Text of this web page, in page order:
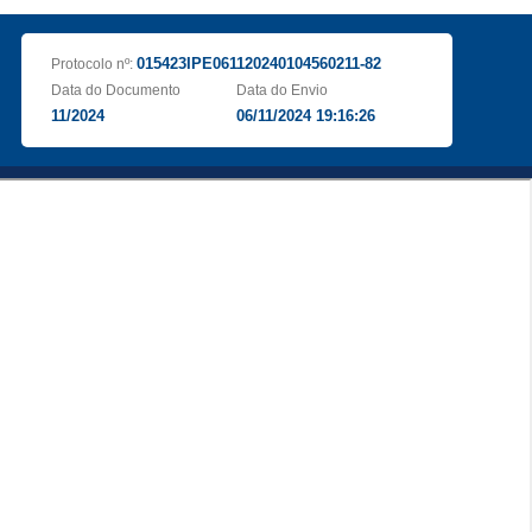
Protocolo nº: 015423IPE061120240104560211-82
Data do Documento
11/2024
Data do Envio
06/11/2024 19:16:26